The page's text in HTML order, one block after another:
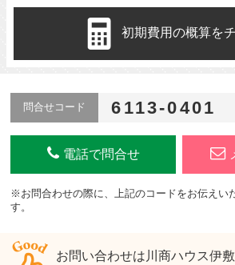
初期費用の概算を
問合せコード 6113-0401
電話で問合せ
※お問合わせの際に、上記のコードをお伝えい
す。
お問い合わせは川商ハウス伊